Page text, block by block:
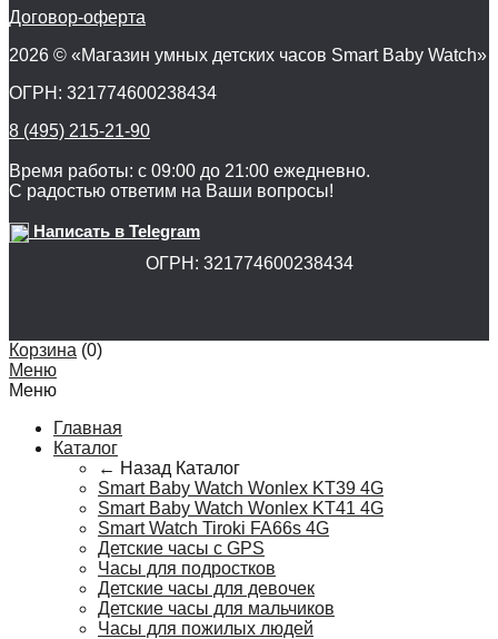
Договор-оферта
2026 © «Магазин умных детских часов Smart Baby Watch»
ОГРН: 321774600238434
8 (495) 215-21-90
Время работы: с 09:00 до 21:00 ежедневно.
С радостью ответим на Ваши вопросы!
Написать в Telegram
ОГРН: 321774600238434
Корзина (0)
Меню
Меню
Главная
Каталог
← Назад Каталог
Smart Baby Watch Wonlex KT39 4G
Smart Baby Watch Wonlex KT41 4G
Smart Watch Tiroki FA66s 4G
Детские часы с GPS
Часы для подростков
Детские часы для девочек
Детские часы для мальчиков
Часы для пожилых людей